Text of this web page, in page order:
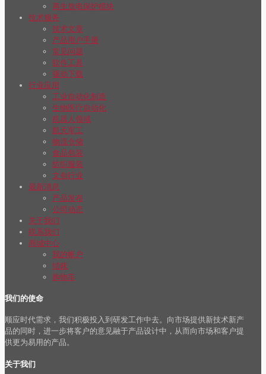
再生放电保护模块
技术服务
技术文章
产品用户手册
常见问题
软件工具
驱动下载
行业应用
工业自动化制造
生物医疗自动化
机器人领域
航天军工
物流仓储
食品包装
纺织服装
文创行业
最新消息
产品发布
公司动态
关于我们
联系我们
商城中心
我的帐户
结账
购物车
我们的使命
顺应时代需求，我们积极投入到研发工作中去。向市场提供新技术新产
品的同时，进一步将客户的意见融于产品设计中，从而向市场和客户提
供更为易用的产品。
关于我们